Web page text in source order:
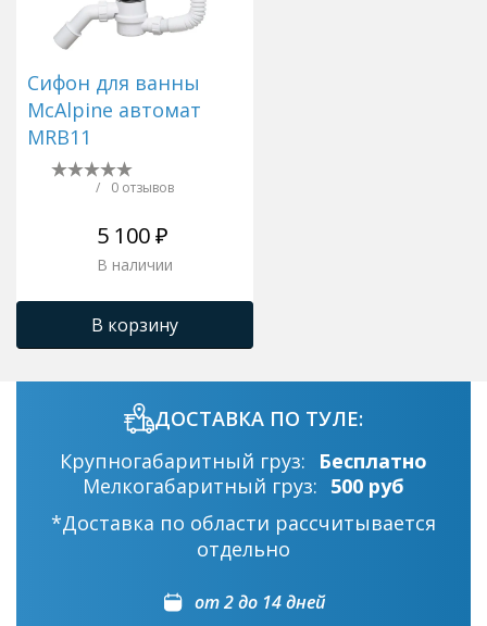
ДОСТАВКА ПО ТУЛЕ:
Крупногабаритный груз:
Бесплатно
Мелкогабаритный груз: 500 руб
*Доставка по области рассчитывается
отдельно
от 2 до 14 дней
Сифон для ванны
McAlpine автомат
MRB11
/ 0 отзывов
5 100 ₽
В наличии
В корзину